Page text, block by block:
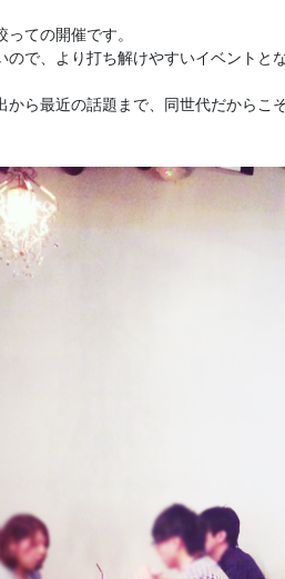
ての開催です。
ので、より打ち解けやすいイベントと
から最近の話題まで、同世代だから